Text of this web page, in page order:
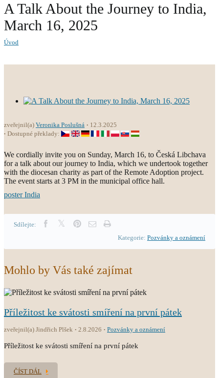
A Talk About the Journey to India,
March 16, 2025
Úvod
zveřejnil(a) Veronika Poslušná
12.3.2025
Dostupné překlady:
We cordially invite you on Sunday, March 16, to Česká Libchava
for a talk about our journey to India, which we undertook together
with the diocesan charity as part of the Remote Adoption project.
The event starts at 3 PM in the municipal office hall.
poster India
Sdílejte:
Kategorie: Pozvánky a oznámení
Mohlo by Vás také zajímat
Příležitost ke svátosti smíření na první pátek
zveřejnil(a) Jindřich Plšek 2.8.2026 Pozvánky a oznámení
Příležitost ke svátosti smíření na první pátek
ČÍST DÁL